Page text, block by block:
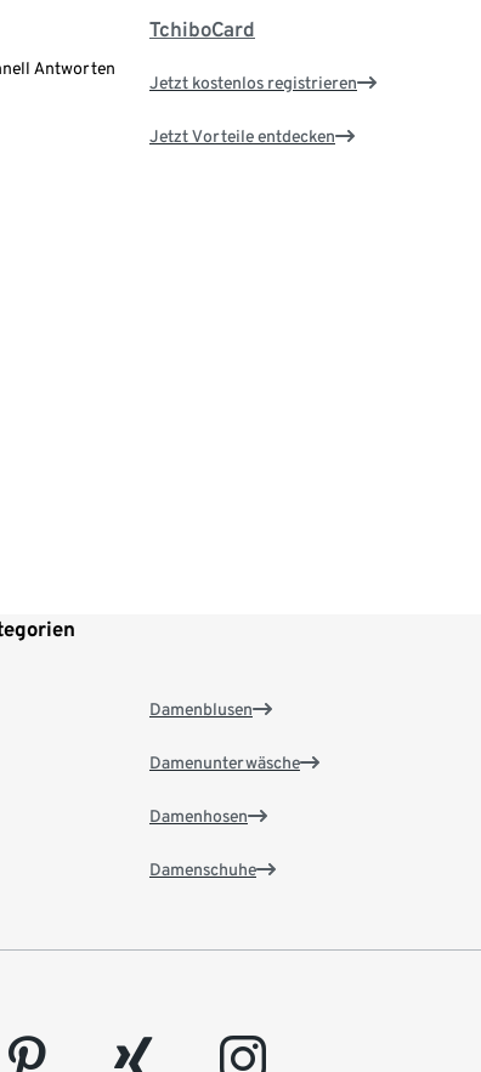
Antworten
TchiboCard
Jetzt kostenlos registrieren
Jetzt Vorteile entdecken
Damenblusen
Damenunterwäsche
Damenhosen
Damenschuhe
pinterest xing instagram